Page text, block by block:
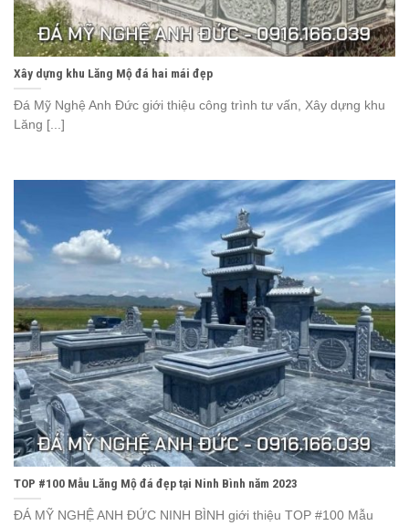
Xây dựng khu Lăng Mộ đá hai mái đẹp
Đá Mỹ Nghệ Anh Đức giới thiệu công trình tư vấn, Xây dựng khu
Lăng [...]
TOP #100 Mẫu Lăng Mộ đá đẹp tại Ninh Bình năm 2023
ĐÁ MỸ NGHỆ ANH ĐỨC NINH BÌNH giới thiệu TOP #100 Mẫu